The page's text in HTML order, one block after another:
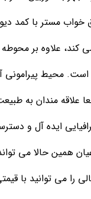
مربع و دارای سه اتاق خواب
کند، علاوه بر
محیط
علاقه مندان به
ایده آل و
و عیان همین حالا می
را می توانید با